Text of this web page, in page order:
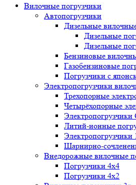
Вилочные погрузчики
Автопогрузчики
Дизельные
Дизельные
Дизельные
Бензиновые
Газобензиновые
Погрузчики с
Электропогрузчики
Трехопорные
Четырёхопорные
Электропогрузчики
Литий-ионные
Шарнирно-
Внедорожные вилочные
Погрузчики 4х4
Погрузчики 4х2